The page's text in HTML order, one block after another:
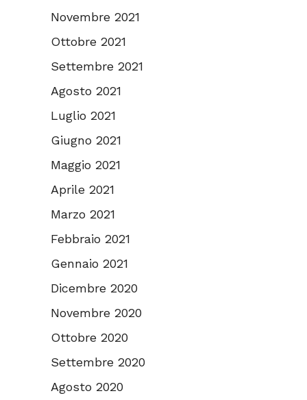
Novembre 2021
Ottobre 2021
Settembre 2021
Agosto 2021
Luglio 2021
Giugno 2021
Maggio 2021
Aprile 2021
Marzo 2021
Febbraio 2021
Gennaio 2021
Dicembre 2020
Novembre 2020
Ottobre 2020
Settembre 2020
Agosto 2020